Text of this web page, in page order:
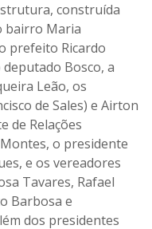
construída
bairro Maria
prefeito Ricardo
Bosco, a
Leão, os
de Sales) e Airton
de Relações
o presidente
e os vereadores
Tavares, Rafael
Barbosa e
dos presidentes